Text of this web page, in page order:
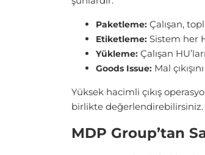
Paketleme: Çalışan,
Etiketleme: Sistem her
Yükleme: Çalışan
Goods Issue: Mal
Yüksek hacimli çıkış
birlikte değerlendirebilirsiniz.
MDP Group’tan